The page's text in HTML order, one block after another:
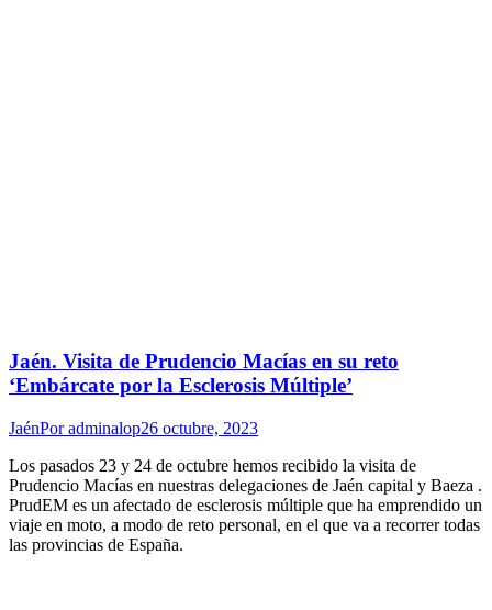
Jaén. Visita de Prudencio Macías en su reto
‘Embárcate por la Esclerosis Múltiple’
JaénPoradminalop26 octubre, 2023
Los pasados 23 y 24 de octubre hemos recibido la visita de
Prudencio Macías en nuestras delegaciones de Jaén capital y Baeza .
PrudEM es un afectado de esclerosis múltiple que ha emprendido un
viaje en moto, a modo de reto personal, en el que va a recorrer todas
las provincias de España.